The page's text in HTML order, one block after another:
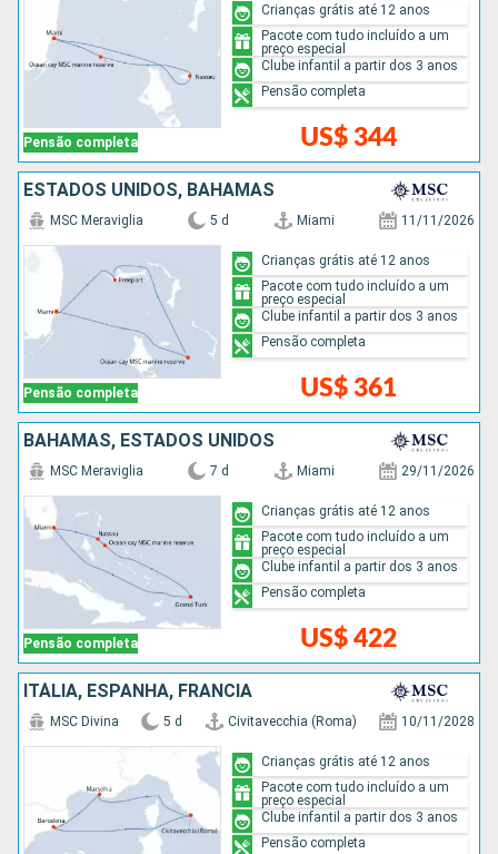
Pensão completa US$ 344
Crianças grátis até 12 anos
Pacote com tudo incluído a um
preço especial
Clube infantil a partir dos 3 anos
Pensão completa
ESTADOS UNIDOS, BAHAMAS
Pensão completa
MSC Meraviglia 5 d Miami 11/11/2026
US$ 361
Crianças grátis até 12 anos
Pacote com tudo incluído a um
preço especial
Clube infantil a partir dos 3 anos
Pensão completa
BAHAMAS, ESTADOS UNIDOS
Pensão completa
MSC Meraviglia 7 d Miami 29/11/2026
US$ 422
Crianças grátis até 12 anos
Pacote com tudo incluído a um
preço especial
Clube infantil a partir dos 3 anos
Pensão completa
ITÁLIA, ESPANHA, FRANCIA
MSC Divina 5 d Civitavecchia (Roma) 10/11/2028
Crianças grátis até 12 anos
Pacote com tudo incluído a um
preço especial
Clube infantil a partir dos 3 anos
Pensão completa